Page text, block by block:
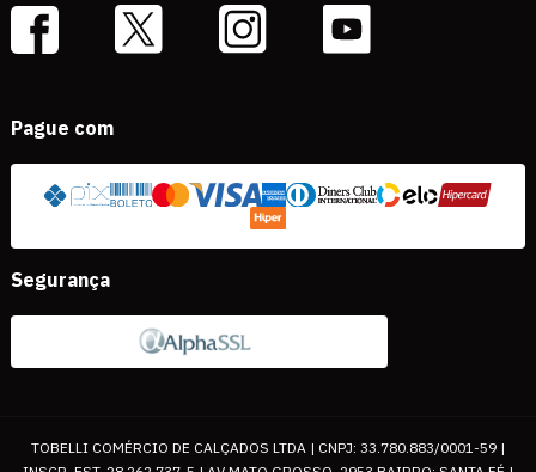
Pague com
Segurança
TOBELLI COMÉRCIO DE CALÇADOS LTDA | CNPJ: 33.780.883/0001-59 |